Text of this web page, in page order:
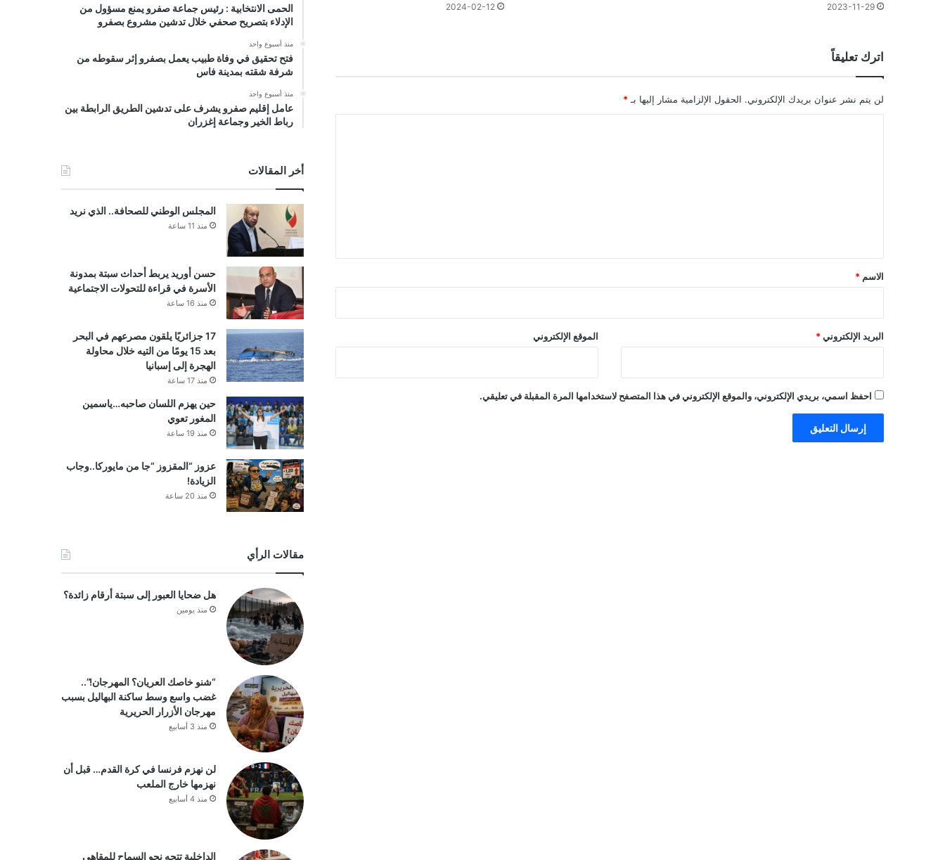
2023-11-29
2024-02-12
اترك تعليقاً
لن يتم نشر عنوان بريدك الإلكتروني. الحقول الإلزامية مشار إليها بـ *
*
الاسم *
البريد الإلكتروني * الموقع الإلكتروني
احفظ اسمي، بريدي الإلكتروني، والموقع الإلكتروني في هذا المتصفح لاستخدامها المرة المقبلة في تعليقي.
الحمى الانتخابية : رئيس جماعة صفرو يمنع مسؤول من
الإدلاء بتصريح صحفي خلال تدشين مشروع بصفرو
منذ أسبوع واحد
فتح تحقيق في وفاة طبيب يعمل بصفرو إثر سقوطه من
شرفة شقته بمدينة فاس
منذ أسبوع واحد
عامل إقليم صفرو يشرف على تدشين الطريق الرابطة بين
رباط الخير وجماعة إغزران
أخر المقالات
المجلس الوطني للصحافة.. الذي نريد
منذ 11 ساعة
حسن أوريد يربط أحداث سبتة بمدونة
الأسرة في قراءة للتحولات الاجتماعية
منذ 16 ساعة
17 جزائريًا يلقون مصرعهم في البحر
بعد 15 يومًا من التيه خلال محاولة
الهجرة إلى إسبانيا
منذ 17 ساعة
حين يهزم اللسان صاحبه…ياسمين
المغور تعوي
منذ 19 ساعة
عزوز “المقزوز “جا من مايوركا..وجاب
الزيادة!
منذ 20 ساعة
مقالات الرأي
هل ضحايا العبور إلى سبتة أرقام زائدة؟
منذ يومين
“شنو خاصك العريان؟ المهرجان!”..
غضب واسع وسط ساكنة البهاليل بسبب
مهرجان الأزرار الحريرية
منذ 3 أسابيع
لن نهزم فرنسا في كرة القدم… قبل أن
نهزمها خارج الملعب
منذ 4 أسابيع
الداخلية تتجه نحو السماح للمقاهي